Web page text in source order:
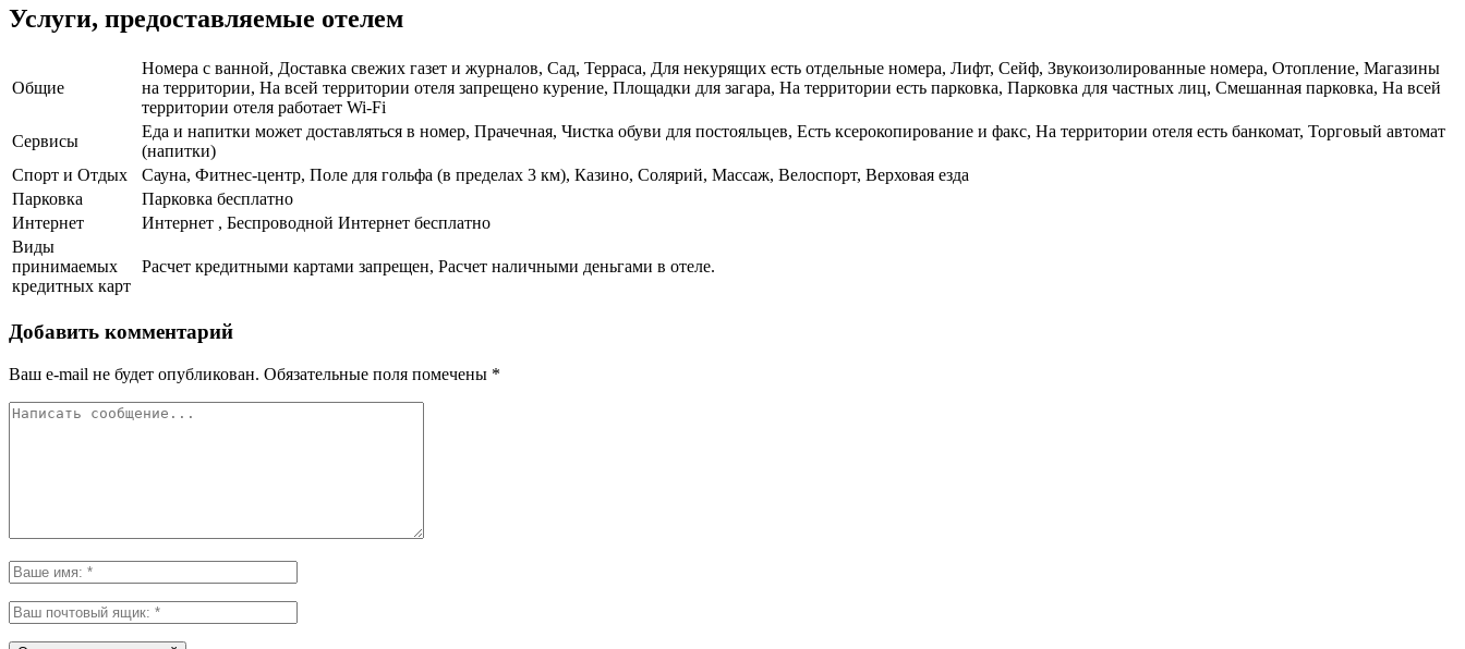
Услуги, предоставляемые отелем
Общие
Номера с ванной, Доставка свежих газет и журналов, Сад, Терраса, Для некурящих есть отдельные номера, Лифт, Сейф, Звукоизолированные номера, Отопление, Магазины
на территории, На всей территории отеля запрещено курение, Площадки для загара, На территории есть парковка, Парковка для частных лиц, Смешанная парковка, На всей
территории отеля работает Wi-Fi
Сервисы
Еда и напитки может доставляться в номер, Прачечная, Чистка обуви для постояльцев, Есть ксерокопирование и факс, На территории отеля есть банкомат, Торговый автомат
(напитки)
Спорт и Отдых
Сауна, Фитнес-центр, Поле для гольфа (в пределах 3 км), Казино, Солярий, Массаж, Велоспорт, Верховая езда
Парковка
Парковка бесплатно
Интернет
Интернет , Беспроводной Интернет бесплатно
Виды
принимаемых
кредитных карт
Расчет кредитными картами запрещен, Расчет наличными деньгами в отеле.
Добавить комментарий
Ваш e-mail не будет опубликован. Обязательные поля помечены *